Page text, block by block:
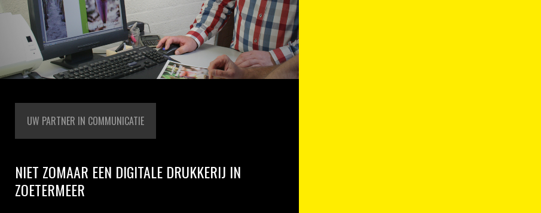
UW PARTNER IN COMMUNICATIE
NIET ZOMAAR EEN DIGITALE DRUKKERIJ IN
ZOETERMEER